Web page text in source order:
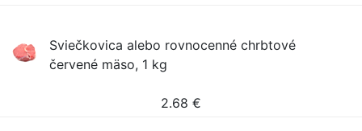
Sviečkovica alebo rovnocenné chrbtové
červené mäso, 1 kg
2.68 €